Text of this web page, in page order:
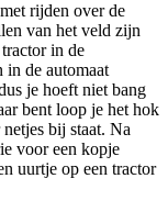
rijden over de
van het veld zijn
in de
in de automaat
je hoeft niet bang
bent loop je het hok
bij staat. Na
voor een kopje
uurtje op een tractor